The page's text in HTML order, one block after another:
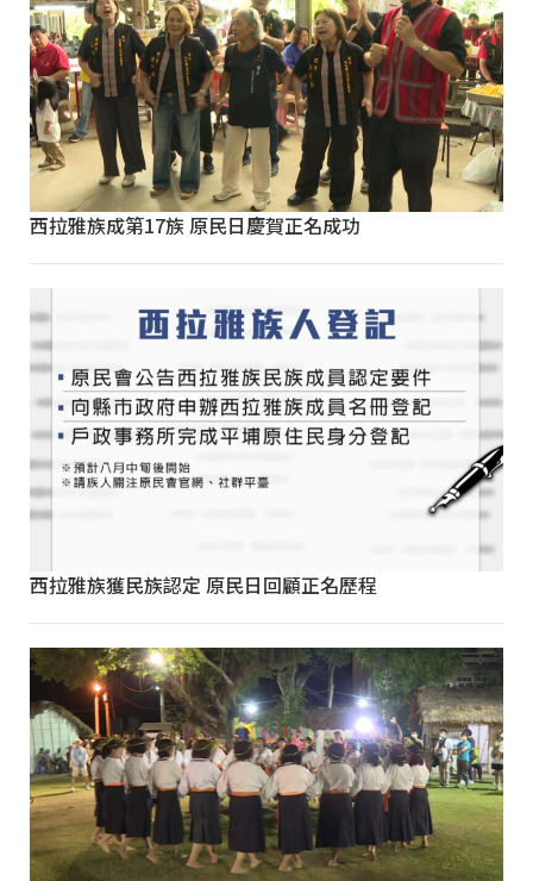
西拉雅族成第17族 原民日慶賀正名成功
西拉雅族獲民族認定 原民日回顧正名歷程